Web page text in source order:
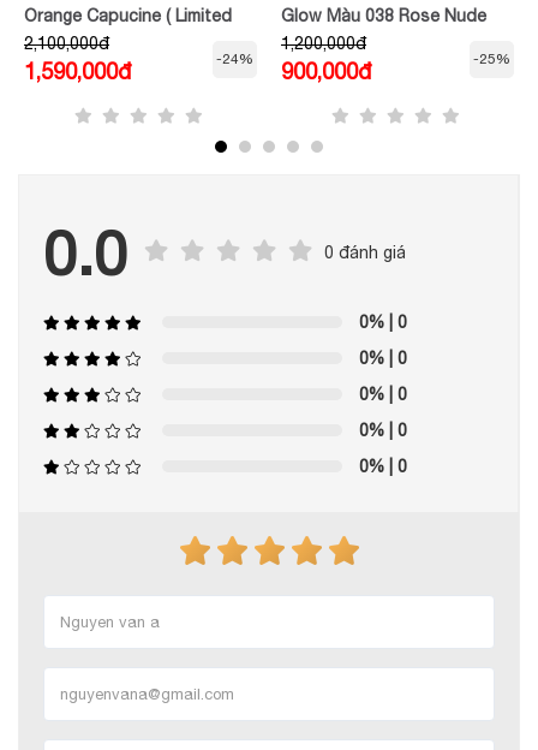
Orange Capucine ( Limited
Mùa Hè 2022 )
2,100,000đ
1,590,000đ
-24%
Glow Màu 038 Rose Nude
1,200,000đ
900,000đ
-25%
0.0 0 đánh giá
0% | 0
0% | 0
0% | 0
0% | 0
0% | 0